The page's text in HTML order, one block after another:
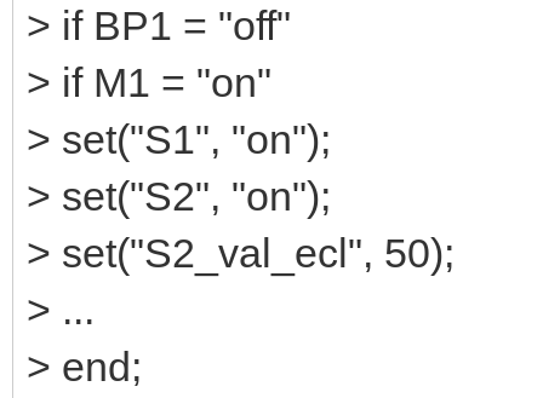
> if BP1 = "off"
> if M1 = "on"
> set("S1", "on");
> set("S2", "on");
> set("S2_val_ecl", 50);
> ...
> end;